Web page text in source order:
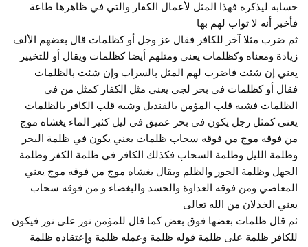
حسابه ليذكره فهذا المثل لأعمال الكفار والتي في ظاهرها طاعة
فأخبر أنه لا ثواب لهم بها
ثم ضرب مثلا آخر للكافر فقال عز وجل أو كظلمات قال بعضهم الألف
زيادة ومعناه وكظلمات يعني ومثلهم أيضا كظلمات ويقال أو للتخيير
يعني إن شئت فاضرب لهم المثل بالسراب وإن شئت بالظلمات
فقال أو كظلمات في بحر لجي يعني مثل الكفار كمثل من في
الظلمات فشبه قلب المؤمن بالقنديل وشبه قلب الكافر بالظلمات
يعني كمثل رجل يكون في بحر عميق في ليل كثير الماء يغشاه موج
من فوقه موج من فوقه سحاب ظلمات يعني يكون في ظلمة البحر
وظلمة الليل وظلمة السحاب فكذلك الكافر في ظلمة الكفر وظلمة
الجهل وظلمة الجور والظلم ويقال يغشاه موج من فوقه موج يعني
المعاصي ومن فوقه العداوة والحسد والبغضاء و من فوقه سحاب
يعني الخذلان من الله تعالى
ثم قال ظلمات بعضها فوق بعض كما قال للمؤمن نور على نور فيكون
للكافر ظلمة على ظلمة قوله ظلمة وعمله ظلمة وإعتقاده ظلمة